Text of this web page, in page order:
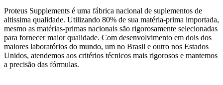
Proteus Supplements é uma fábrica nacional de suplementos de
altissima qualidade. Utilizando 80% de sua matéria-prima importada,
mesmo as matérias-primas nacionais são rigorosamente selecionadas
para fornecer maior qualidade. Com desenvolvimento em dois dos
maiores laboratórios do mundo, um no Brasil e outro nos Estados
Unidos, atendemos aos critérios técnicos mais rigorosos e mantemos
a precisão das fórmulas.